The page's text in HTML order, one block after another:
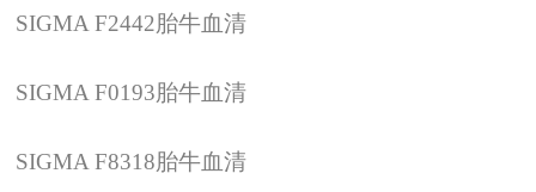
SIGMA F2442胎牛血清
SIGMA F0193胎牛血清
SIGMA F8318胎牛血清